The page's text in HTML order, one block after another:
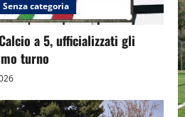
Senza categoria
a 5, ufficializzati gli
turno